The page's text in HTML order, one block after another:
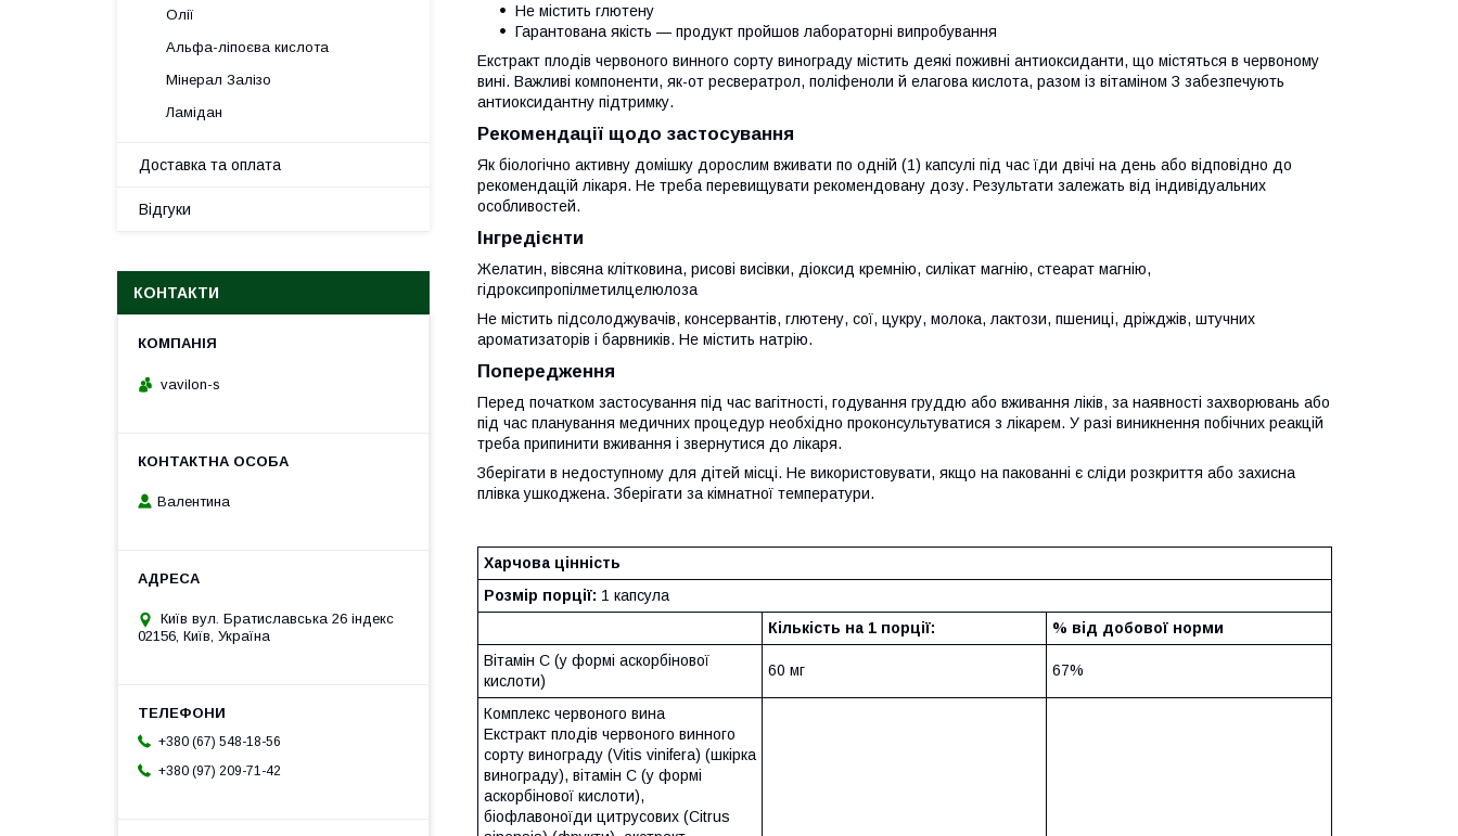
Не містить глютену
Гарантована якість — продукт пройшов лабораторні випробування
Екстракт плодів червоного винного сорту винограду містить деякі поживні антиоксиданти, що містяться в червоному
вині. Важливі компоненти, як-от ресвератрол, поліфеноли й елагова кислота, разом із вітаміном З забезпечують
антиоксидантну підтримку.
Рекомендації щодо застосування
Як біологічно активну домішку дорослим вживати по одній (1) капсулі під час їди двічі на день або відповідно до
рекомендацій лікаря. Не треба перевищувати рекомендовану дозу. Результати залежать від індивідуальних
особливостей.
Інгредієнти
Желатин, вівсяна клітковина, рисові висівки, діоксид кремнію, силікат магнію, стеарат магнію,
гідроксипропілметилцелюлоза
Не містить підсолоджувачів, консервантів, глютену, сої, цукру, молока, лактози, пшениці, дріжджів, штучних
ароматизаторів і барвників. Не містить натрію.
Попередження
Перед початком застосування під час вагітності, годування груддю або вживання ліків, за наявності захворювань або
під час планування медичних процедур необхідно проконсультуватися з лікарем. У разі виникнення побічних реакцій
треба припинити вживання і звернутися до лікаря.
Зберігати в недоступному для дітей місці. Не використовувати, якщо на пакованні є сліди розкриття або захисна
плівка ушкоджена. Зберігати за кімнатної температури.
Харчова цінність
Розмір порції: 1 капсула
Кількість на 1 порції:
% від добової норми
Вітамін С (у формі аскорбінової
кислоти)
60 мг 67%
Комплекс червоного вина
Екстракт плодів червоного винного
сорту винограду (Vitis vinifera) (шкірка
винограду), вітамін C (у формі
аскорбінової кислоти),
біофлавоноїди цитрусових (Citrus
Олії
Альфа-ліпоєва кислота
Мінерал Залізо
Ламідан
Доставка та оплата
Відгуки
КОНТАКТИ
vavilon-s
Валентина
Київ вул. Братиславська 26 індекс
02156, Київ, Україна
+380 (67) 548-18-56
+380 (97) 209-71-42